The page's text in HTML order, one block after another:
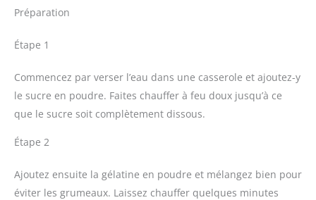
Préparation
Étape 1
Commencez par verser l’eau dans une casserole et ajoutez-y
le sucre en poudre. Faites chauffer à feu doux jusqu’à ce
que le sucre soit complètement dissous.
Étape 2
Ajoutez ensuite la gélatine en poudre et mélangez bien pour
éviter les grumeaux. Laissez chauffer quelques minutes